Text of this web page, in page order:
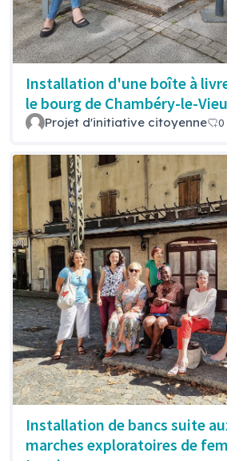
Installation d'une boîte à
le bourg de Chambéry-le-
Projet d'initiative citoyenne 0
Installation de bancs suite
marches exploratoires de